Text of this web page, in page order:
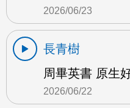
2026/06/23
長青樹
周畢英書 原生
2026/06/22